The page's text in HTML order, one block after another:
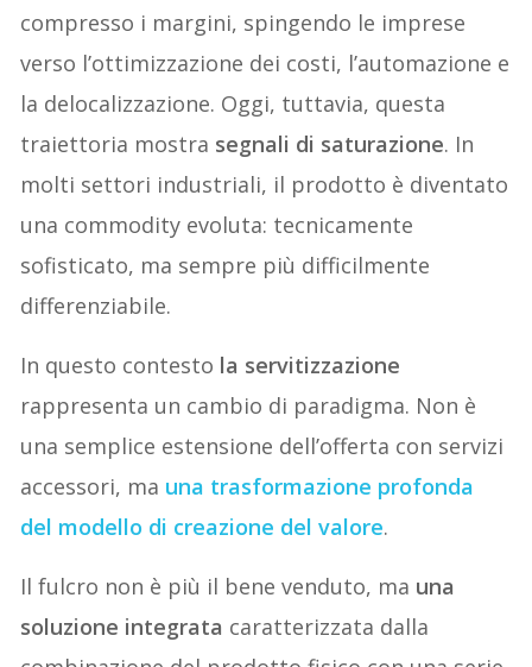
compresso i margini, spingendo le imprese
verso l’ottimizzazione dei costi, l’automazione e
la delocalizzazione. Oggi, tuttavia, questa
traiettoria mostra segnali di saturazione. In
molti settori industriali, il prodotto è diventato
una commodity evoluta: tecnicamente
sofisticato, ma sempre più difficilmente
differenziabile.
In questo contesto la servitizzazione
rappresenta un cambio di paradigma. Non è
una semplice estensione dell’offerta con servizi
accessori, ma una trasformazione profonda
del modello di creazione del valore.
Il fulcro non è più il bene venduto, ma una
soluzione integrata caratterizzata dalla